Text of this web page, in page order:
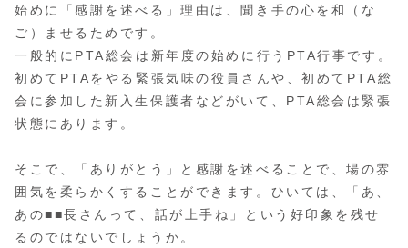
始めに「感謝を述べる」理由は、聞き手の心を和（な
ご）ませるためです。
一般的にPTA総会は新年度の始めに行うPTA行事です。
初めてPTAをやる緊張気味の役員さんや、初めてPTA総
会に参加した新入生保護者などがいて、PTA総会は緊張
状態にあります。
そこで、「ありがとう」と感謝を述べることで、場の雰
囲気を柔らかくすることができます。ひいては、「あ、
あの■■長さんって、話が上手ね」という好印象を残せ
るのではないでしょうか。